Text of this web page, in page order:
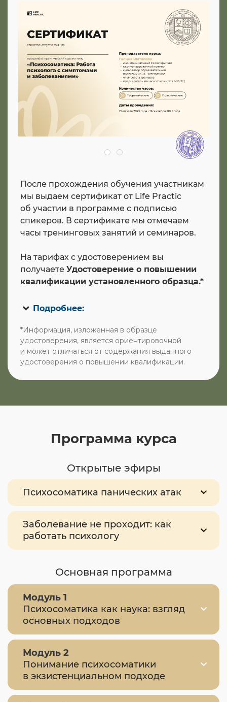
После прохождения обучения участникам
мы выдаем сертификат от Life Practic
об участии в программе с подписью
спикеров. В сертификате мы отмечаем
часы тренинговых занятий и семинаров.
На тарифах с удостоверением вы
получаете Удостоверение о повышении
квалификации установленного образца.*
Подробнее:
*Информация, изложенная в образце
удостоверения, является ориентировочной
и может отличаться от содержания выданного
удостоверения о повышении квалификации.
Программа курса
Открытые эфиры
Психосоматика панических атак
Заболевание не проходит: как
работать психологу
Основная программа
Модуль 1
Психосоматика как наука: взгляд
основных подходов
Модуль 2
Понимание психосоматики
в экзистенциальном подходе